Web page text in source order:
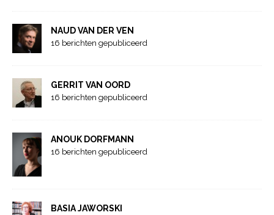
NAUD VAN DER VEN
16 berichten gepubliceerd
GERRIT VAN OORD
16 berichten gepubliceerd
ANOUK DORFMANN
16 berichten gepubliceerd
BASIA JAWORSKI